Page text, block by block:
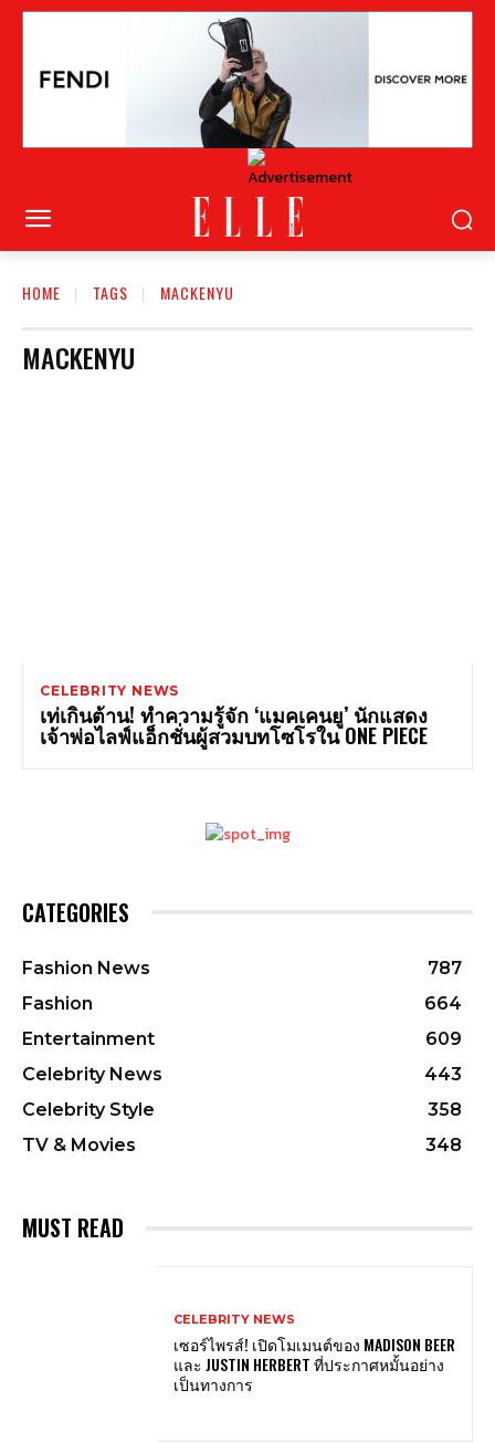
HOME TAGS MACKENYU
MACKENYU
CELEBRITY NEWS
เท่เกินต้าน! ทำความรู้จัก ‘แมคเคนยู’ นักแสดง
เจ้าพ่อไลฟ์แอ็กชั่นผู้สวมบทโซโรใน ONE PIECE
CATEGORIES
Fashion News
787
Fashion
664
Entertainment
609
Celebrity News
443
Celebrity Style
358
TV & Movies
348
MUST READ
CELEBRITY NEWS
เซอร์ไพรส์! เปิดโมเมนต์ของ MADISON BEER
และ JUSTIN HERBERT ที่ประกาศหมั้นอย่าง
เป็นทางการ